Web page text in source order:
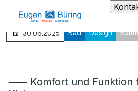
30.06.2025 Bad Design
⸺ Komfort und Funktion